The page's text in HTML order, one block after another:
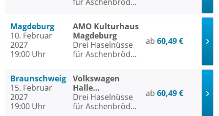
Magdeburg
10. Februar
2027
19:00 Uhr
AMO Kulturhaus
Magdeburg
Drei Haselnüsse
für Aschenbrödel
ab 60,49 €
Braunschweig
15. Februar
2027
19:00 Uhr
Volkswagen
Halle
Braunschweig
Drei Haselnüsse
für Aschenbrödel
ab 60,49 €